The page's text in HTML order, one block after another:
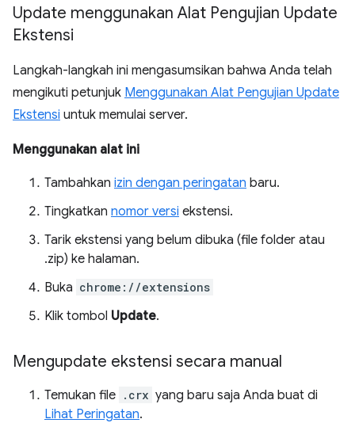
Update menggunakan Alat Pengujian Update
Ekstensi
Langkah-langkah ini mengasumsikan bahwa Anda telah
mengikuti petunjuk Menggunakan Alat Pengujian Update
Ekstensi untuk memulai server.
Menggunakan alat ini
Tambahkan izin dengan peringatan baru.
Tingkatkan nomor versi ekstensi.
Tarik ekstensi yang belum dibuka (file folder atau
.zip) ke halaman.
Buka chrome://extensions
Klik tombol Update.
Mengupdate ekstensi secara manual
Temukan file .crx yang baru saja Anda buat di
Lihat Peringatan.